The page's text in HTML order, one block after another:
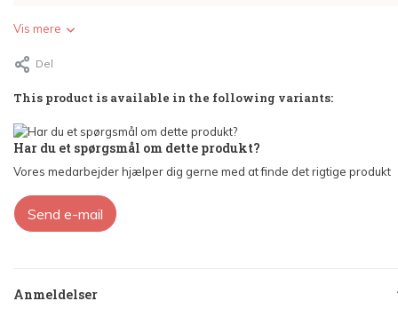
Vis mere
Del
This product is available in the following variants:
Har du et spørgsmål om dette produkt?
Vores medarbejder hjælper dig gerne med at finde det rigtige produkt
Send e-mail
Anmeldelser